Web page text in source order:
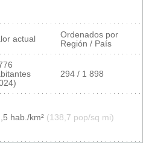
actual
Ordenados por
Región / País
294 / 1 898
hab./km² (138,7 pop/sq mi)